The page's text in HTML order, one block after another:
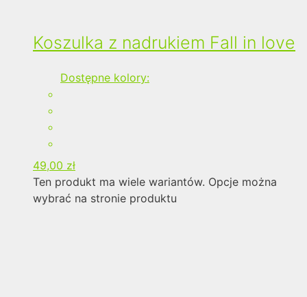
Koszulka z nadrukiem Fall in love
Dostępne kolory:
49,00 zł
Ten produkt ma wiele wariantów. Opcje można
wybrać na stronie produktu